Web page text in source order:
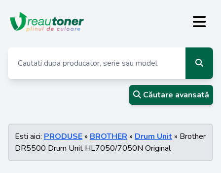
Căutare avansată
Esti aici: PRODUSE » BROTHER » Drum Unit » Brother
DR5500 Drum Unit HL7050/7050N Original